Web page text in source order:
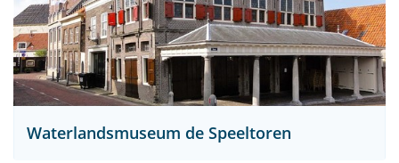
Waterlandsmuseum de Speeltoren